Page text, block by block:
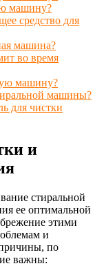
машину?
средство для
машина?
во время
машину?
машины?
для чистки
и
стиральной
ее оптимальной
этими
и
по
важны: